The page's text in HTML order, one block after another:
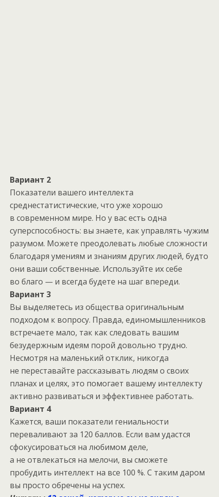
Вариант 2
Показатели вашего интеллекта
среднестатистические, что уже хорошо
в современном мире. Но у вас есть одна
суперспособность: вы знаете, как управлять чужим
разумом. Можете преодолевать любые сложности
благодаря умениям и знаниям других людей, будто
они ваши собственные. Используйте их себе
во благо — и всегда будете на шаг впереди.
Вариант 3
Вы выделяетесь из общества оригинальным
подходом к вопросу. Правда, единомышленников
встречаете мало, так как следовать вашим
безудержным идеям порой довольно трудно.
Несмотря на маленький отклик, никогда
не переставайте рассказывать людям о своих
планах и целях, это помогает вашему интеллекту
активно развиваться и эффективнее работать.
Вариант 4
Кажется, ваши показатели гениальности
переваливают за 120 баллов. Если вам удастся
сфокусироваться на любимом деле,
а не отвлекаться на мелочи, вы сможете
пробудить интеллект на все 100 %. С таким даром
вы просто обречены на успех.